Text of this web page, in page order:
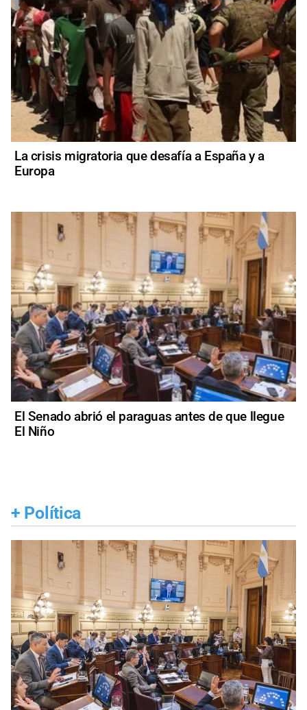
La crisis migratoria que desafía a España y a
Europa
El Senado abrió el paraguas antes de que llegue
El Niño
+ Política